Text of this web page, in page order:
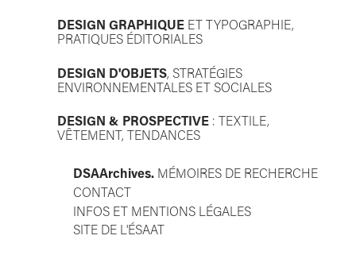
DESIGN GRAPHIQUE ET TYPOGRAPHIE,
PRATIQUES ÉDITORIALES
DESIGN D'OBJETS, STRATÉGIES
ENVIRONNEMENTALES ET SOCIALES
DESIGN & PROSPECTIVE : TEXTILE,
VÊTEMENT, TENDANCES
DSAArchives. MÉMOIRES DE RECHERCHE
CONTACT
INFOS ET MENTIONS LÉGALES
SITE DE L'ÉSAAT